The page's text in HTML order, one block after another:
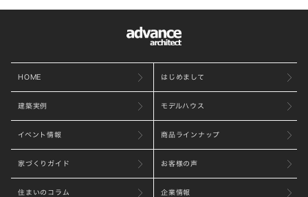
HOME はじめまして
建築実例 モデルハウス
イベント情報 商品ラインナップ
家づくりガイド お客様の声
住まいのコラム 企業情報